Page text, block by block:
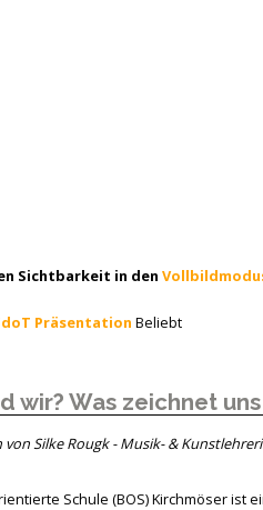
Sichtbarkeit in den
Präsentation Beliebt
wir? Was zeichnet
von Silke Rougk - Musik- &
Schule (BOS) Kirchmöser ist